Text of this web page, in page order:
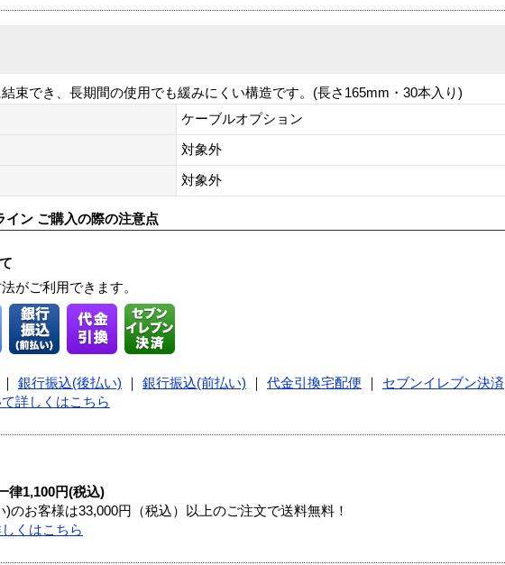
束でき、長期間の使用でも緩みにくい構造です。(長さ165mm・30本入り)
ケーブルオプション
対象外
対象外
イン ご購入の際の注意点
がご利用できます。
銀行振込(後払い) 銀行振込(前払い) 代金引換宅配便
セブンイレブン決済
詳しくはこちら
律1,100円(税込)
のお客様は33,000円（税込）以上のご注文で送料無料！
くはこちら